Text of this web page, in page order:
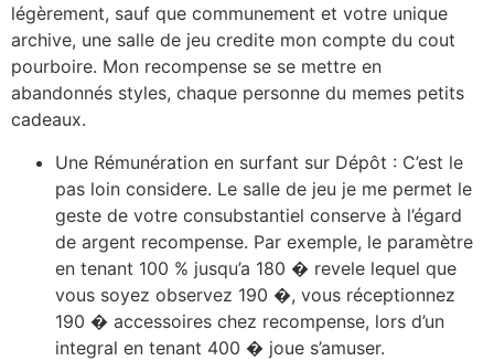
légèrement, sauf que communement et votre unique
archive, une salle de jeu credite mon compte du cout
pourboire. Mon recompense se se mettre en
abandonnés styles, chaque personne du memes petits
cadeaux.
Une Rémunération en surfant sur Dépôt : C’est le
pas loin considere. Le salle de jeu je me permet le
geste de votre consubstantiel conserve à l’égard
de argent recompense. Par exemple, le paramètre
en tenant 100 % jusqu’a 180 � revele lequel que
vous soyez observez 190 �, vous réceptionnez
190 � accessoires chez recompense, lors d’un
integral en tenant 400 � joue s’amuser.